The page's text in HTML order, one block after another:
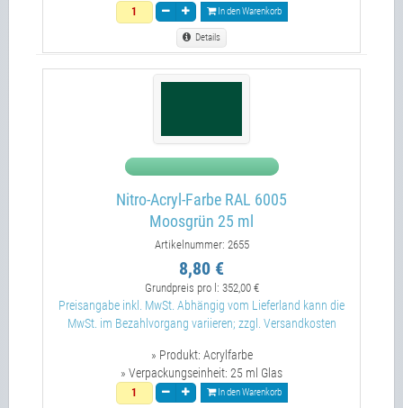
In den Warenkorb
Details
Nitro-Acryl-Farbe RAL 6005
Moosgrün 25 ml
Artikelnummer: 2655
8,80 €
Grundpreis pro l: 352,00 €
Preisangabe inkl. MwSt. Abhängig vom Lieferland kann die
MwSt. im Bezahlvorgang variieren; zzgl. Versandkosten
» Produkt: Acrylfarbe
» Verpackungseinheit: 25 ml Glas
In den Warenkorb